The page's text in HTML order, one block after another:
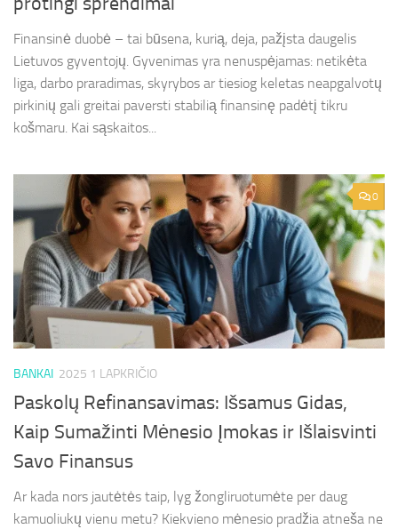
Finansinė duobė – tai būsena, kurią, deja, pažįsta daugelis
Lietuvos gyventojų. Gyvenimas yra nenuspėjamas: netikėta
liga, darbo praradimas, skyrybos ar tiesiog keletas neapgalvotų
pirkinių gali greitai paversti stabilią finansinę padėtį tikru
košmaru. Kai sąskaitos...
0
BANKAI 2025 1 LAPKRIČIO
Paskolų Refinansavimas: Išsamus Gidas,
Kaip Sumažinti Mėnesio Įmokas ir Išlaisvinti
Savo Finansus
Ar kada nors jautėtės taip, lyg žongliruotumėte per daug
kamuoliukų vienu metu? Kiekvieno mėnesio pradžia atneša ne